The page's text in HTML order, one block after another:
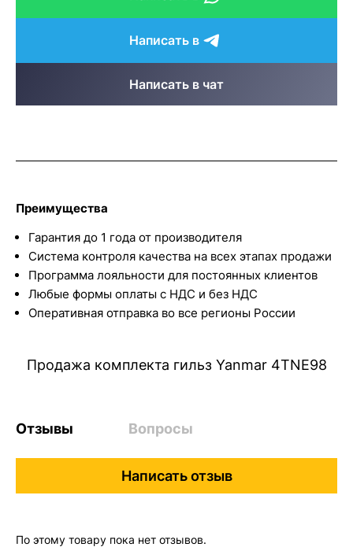
Написать в
Написать в чат
Преимущества
Гарантия до 1 года от производителя
Система контроля качества на всех этапах продажи
Программа лояльности для постоянных клиентов
Любые формы оплаты с НДС и без НДС
Оперативная отправка во все регионы России
Продажа комплекта гильз Yanmar 4TNE98
Отзывы Вопросы
Написать отзыв
По этому товару пока нет отзывов.